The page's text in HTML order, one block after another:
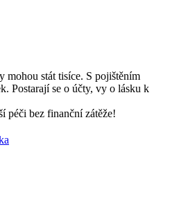
mohou stát tisíce. S pojištěním
Postarají se o účty, vy o lásku k
péči bez finanční zátěže!